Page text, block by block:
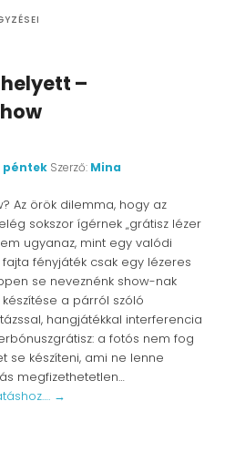
–
péntek Szerző: Mina
Az örök dilemma, hogy az
sokszor ígérnek „grátisz lézer
ugyanaz, mint egy valódi
fajta fényjáték csak egy lézeres
se neveznénk show-nak
a párról szóló
hangjátékkal interferencia
a fotós nem fog
se készíteni, ami ne lenne
megfizethetetlen…
→